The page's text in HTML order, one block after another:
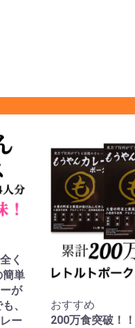
簡単
が
、
ー
おすすめ
200万食突破！